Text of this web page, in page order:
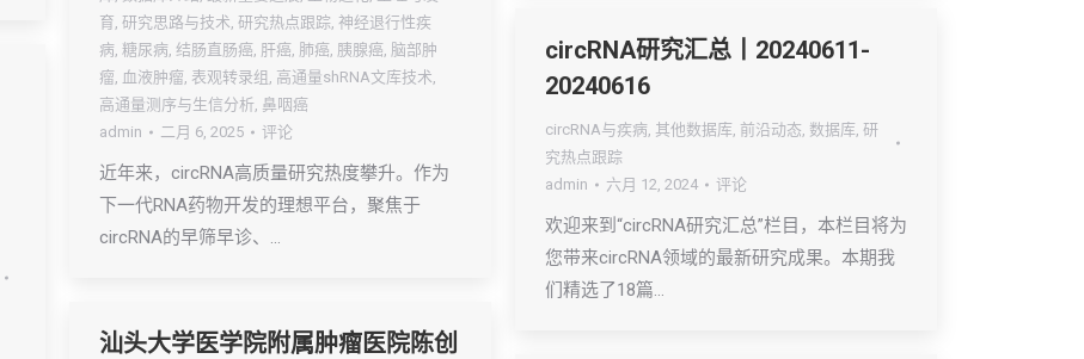
育, 研究思路与技术, 研究热点跟踪, 神经退行性疾
病, 糖尿病, 结肠直肠癌, 肝癌, 肺癌, 胰腺癌, 脑部肿
瘤, 血液肿瘤, 表观转录组 , 高通量shRNA文库技术,
高通量测序与生信分析, 鼻咽癌
admin
二月 6, 2025 评论
近年来，circRNA高质量研究热度攀升。作为
下一代RNA药物开发的理想平台，聚焦于
circRNA的早筛早诊、…
circRNA研究汇总丨20240611-
20240616
circRNA与疾病, 其他数据库, 前沿动态, 数据库, 研
究热点跟踪
admin
六月 12, 2024 评论
欢迎来到“circRNA研究汇总”栏目，本栏目将为
您带来circRNA领域的最新研究成果。本期我
们精选了18篇…
汕头大学医学院附属肿瘤医院陈创